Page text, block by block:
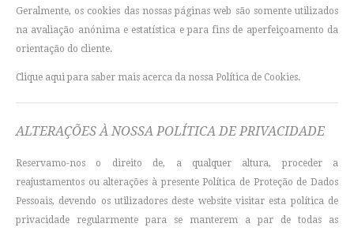
Geralmente, os cookies das nossas páginas web são somente utilizados
na avaliação anónima e estatística e para fins de aperfeiçoamento da
orientação do cliente.
Clique aqui para saber mais acerca da nossa Política de Cookies.
ALTERAÇÕES À NOSSA POLÍTICA DE PRIVACIDADE
Reservamo-nos o direito de, a qualquer altura, proceder a
reajustamentos ou alterações à presente Política de Proteção de Dados
Pessoais, devendo os utilizadores deste website visitar esta política de
privacidade regularmente para se manterem a par de todas as